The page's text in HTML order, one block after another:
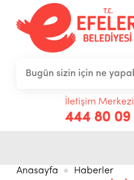
İletişim Merkezi
444 80 09
Anasayfa
Haberler